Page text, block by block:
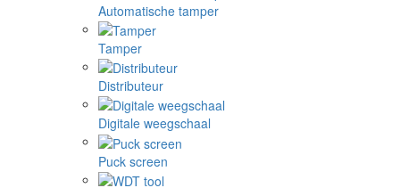
Automatische tamper
Tamper
Distributeur
Digitale weegschaal
Puck screen